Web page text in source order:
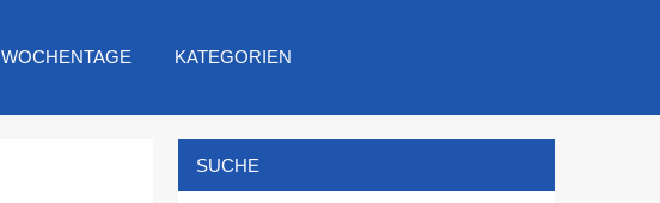
WOCHENTAGE KATEGORIEN
SUCHE